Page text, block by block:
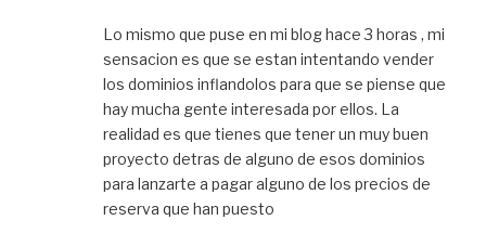
Lo mismo que puse en mi blog hace 3 horas , mi
sensacion es que se estan intentando vender
los dominios inflandolos para que se piense que
hay mucha gente interesada por ellos. La
realidad es que tienes que tener un muy buen
proyecto detras de alguno de esos dominios
para lanzarte a pagar alguno de los precios de
reserva que han puesto